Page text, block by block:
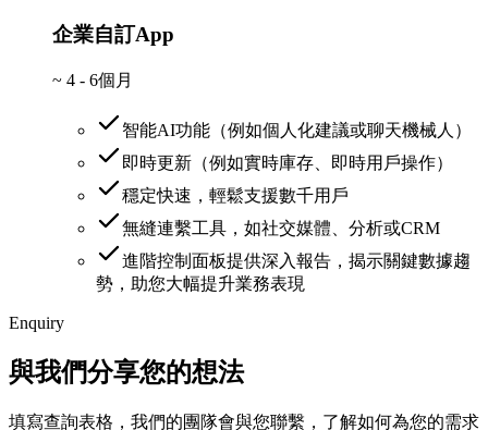
企業自訂App
~ 4 - 6個月
智能AI功能（例如個人化建議或聊天機械人）
即時更新（例如實時庫存、即時用戶操作）
穩定快速，輕鬆支援數千用戶
無縫連繫工具，如社交媒體、分析或CRM
進階控制面板提供深入報告，揭示關鍵數據趨
勢，助您大幅提升業務表現
Enquiry
與我們分享您的想法
填寫查詢表格，我們的團隊會與您聯繫，了解如何為您的需求